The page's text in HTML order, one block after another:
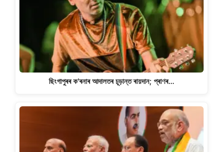
ছিংগাপুৰৰ ক'ৰনাৰ আদালতৰ চূড়ান্ত ৰায়দান; প্ৰাণৰ…